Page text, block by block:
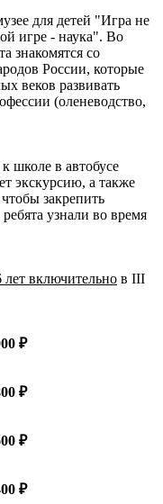
для детей "Игра не
игре - наука". Во
знакомятся со
России, которые
веков развивать
(оленеводство,
школе в автобусе
экскурсию, а также
закрепить
узнали во время
лет включительно в III
₽
₽
₽
₽